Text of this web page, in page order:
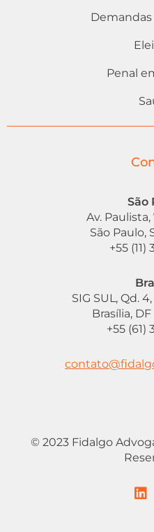
Penal
São
Av. Paulista,
São Paulo,
+55 (11)
SIG SUL, Qd.
Brasília,
+55 (61)
© 2023 Fidalgo
L